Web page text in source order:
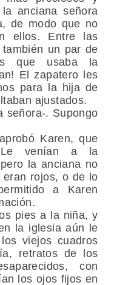
anciana señora
de modo que no
ellos. Entre las
un par de
que usaba la
El zapatero les
para la hija de
ajustados.
señora-. Supongo
Karen, que
Le venían a la
la anciana no
rojos, o de lo
a Karen
pies a la niña, y
la iglesia aún le
viejos cuadros
retratos de los
con
los ojos fijos en